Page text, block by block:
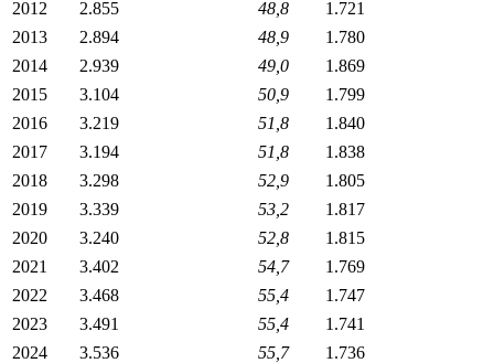
2012
2.855 48,8
1.721
2013
2.894 48,9
1.780
2014
2.939 49,0
1.869
2015
3.104 50,9
1.799
2016
3.219 51,8
1.840
2017
3.194 51,8
1.838
2018
3.298 52,9
1.805
2019
3.339 53,2
1.817
2020
3.240 52,8
1.815
2021
3.402 54,7
1.769
2022
3.468 55,4
1.747
2023
3.491 55,4
1.741
2024
3.536 55,7
1.736